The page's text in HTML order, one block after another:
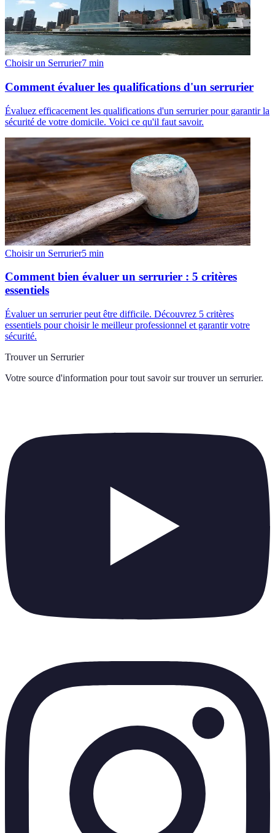
Choisir un Serrurier7 min
Comment évaluer les qualifications d'un serrurier
Évaluez efficacement les qualifications d'un serrurier pour garantir la
sécurité de votre domicile. Voici ce qu'il faut savoir.
Choisir un Serrurier5 min
Comment bien évaluer un serrurier : 5 critères
essentiels
Évaluer un serrurier peut être difficile. Découvrez 5 critères
essentiels pour choisir le meilleur professionnel et garantir votre
sécurité.
Trouver un Serrurier
Votre source d'information pour tout savoir sur trouver un serrurier.